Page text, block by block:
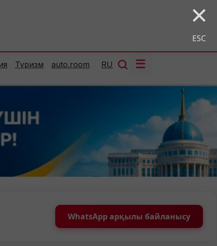
×
ESC
Туризм auto.room RU ☰
WhatsApp арқылы байланысу